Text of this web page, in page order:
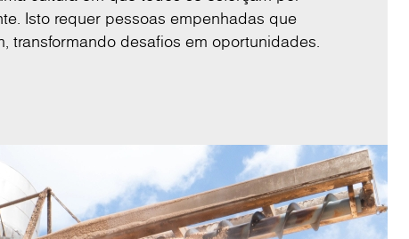
Isto requer pessoas empenhadas que
transformando desafios em oportunidades.